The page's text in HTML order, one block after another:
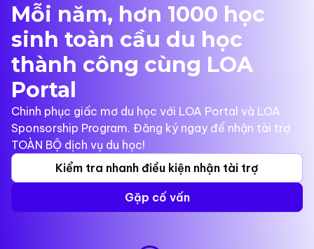
Mỗi năm, hơn 1000 học
sinh toàn cầu du học
thành công cùng LOA
Portal
Chinh phục giấc mơ du học với LOA Portal và LOA
Sponsorship Program. Đăng ký ngay để nhận tài trợ
TOÀN BỘ dịch vụ du học!
Kiểm tra nhanh điều kiện nhận tài trợ
Gặp cố vấn